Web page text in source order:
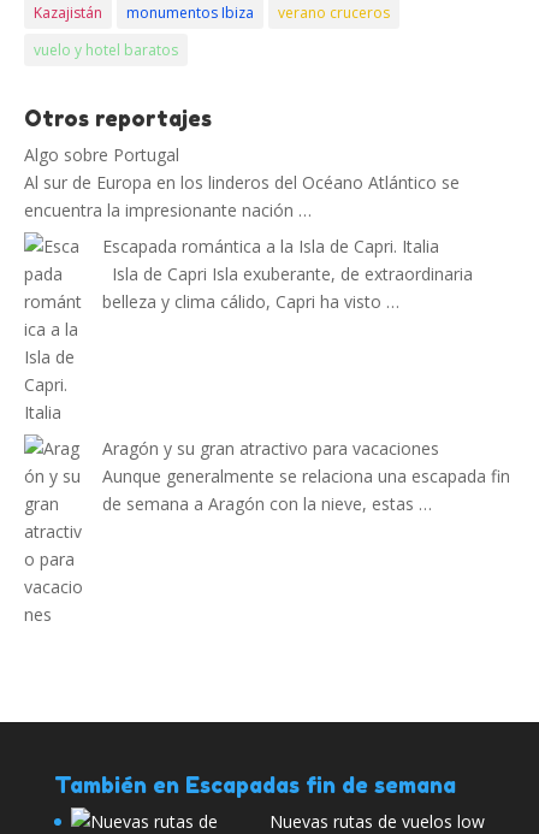
Kazajistán
monumentos Ibiza
verano cruceros
vuelo y hotel baratos
Otros reportajes
Algo sobre Portugal
Al sur de Europa en los linderos del Océano Atlántico se
encuentra la impresionante nación …
Escapada romántica a la Isla de Capri. Italia
Isla de Capri Isla exuberante, de extraordinaria
belleza y clima cálido, Capri ha visto …
Aragón y su gran atractivo para vacaciones
Aunque generalmente se relaciona una escapada fin
de semana a Aragón con la nieve, estas …
También en Escapadas fin de semana
Nuevas rutas de vuelos low